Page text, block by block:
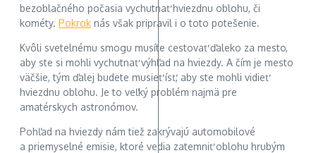
bezoblačného počasia vychutnať hviezdnu oblohu, či
kométy. Pokrok nás však pripravil i o toto potešenie.
Kvôli svetelnému smogu musíte cestovať ďaleko za mesto,
aby ste si mohli vychutnať výhľad na hviezdy. A čím je mesto
väčšie, tým ďalej budete musieť ísť, aby ste mohli vidieť
hviezdnu oblohu. Je to veľký problém najmä pre
amatérskych astronómov.
Pohľad na hviezdy nám tiež zakrývajú automobilové
a priemyselné emisie, ktoré vedia zatemniť oblohu hrubým